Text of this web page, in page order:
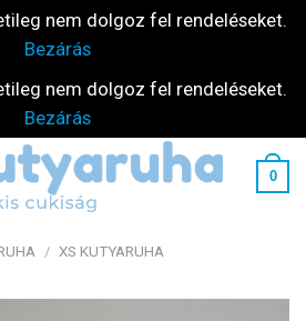
nem dolgoz fel rendeléseket.
Bezárás
nem dolgoz fel rendeléseket.
Bezárás
0
/ XS KUTYARUHA